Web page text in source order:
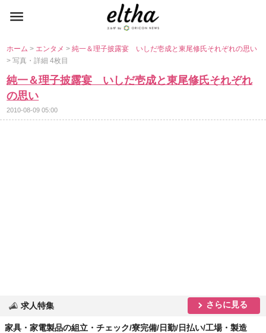
ホーム> エンタメ>純一＆理子披露宴 いしだ壱成と東尾修氏それぞれの思い
> 写真・詳細 4枚目
純一＆理子披露宴 いしだ壱成と東尾修氏それぞれ
の思い
2010-08-09 05:00
求人特集 さらに見る
家具・家電製品の組立・チェック/寮完備/日勤/日払い/工場・製造